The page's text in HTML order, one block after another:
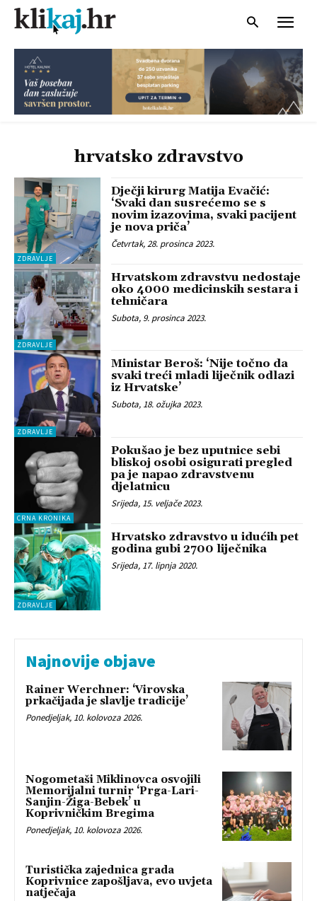
hrvatsko zdravstvo
ZDRAVLJE
Dječji kirurg Matija Evačić:
‘Svaki dan susrećemo se s
novim izazovima, svaki pacijent
je nova priča’
Četvrtak, 28. prosinca 2023.
ZDRAVLJE
Hrvatskom zdravstvu nedostaje
oko 4000 medicinskih sestara i
tehničara
Subota, 9. prosinca 2023.
ZDRAVLJE
Ministar Beroš: ‘Nije točno da
svaki treći mladi liječnik odlazi
iz Hrvatske’
Subota, 18. ožujka 2023.
CRNA KRONIKA
Pokušao je bez uputnice sebi
bliskoj osobi osigurati pregled
pa je napao zdravstvenu
djelatnicu
Srijeda, 15. veljače 2023.
ZDRAVLJE
Hrvatsko zdravstvo u idućih pet
godina gubi 2700 liječnika
Srijeda, 17. lipnja 2020.
Najnovije objave
Rainer Werchner: ‘Virovska
prkačijada je slavlje tradicije’
Ponedjeljak, 10. kolovoza 2026.
Nogometaši Miklinovca osvojili
Memorijalni turnir ‘Prga-Lari-
Sanjin-Žiga-Bebek’ u
Koprivničkim Bregima
Ponedjeljak, 10. kolovoza 2026.
Turistička zajednica grada
Koprivnice zapošljava, evo uvjeta
natječaja